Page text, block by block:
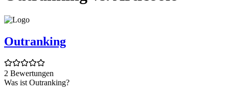
Outranking
2 Bewertungen
Was ist Outranking?